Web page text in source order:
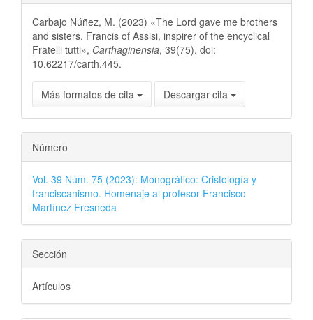
Carbajo Núñez, M. (2023) «The Lord gave me brothers
and sisters. Francis of Assisi, inspirer of the encyclical
Fratelli tutti», Carthaginensia, 39(75). doi:
10.62217/carth.445.
Más formatos de cita Descargar cita
Número
Vol. 39 Núm. 75 (2023): Monográfico: Cristología y
franciscanismo. Homenaje al profesor Francisco
Martínez Fresneda
Sección
Artículos